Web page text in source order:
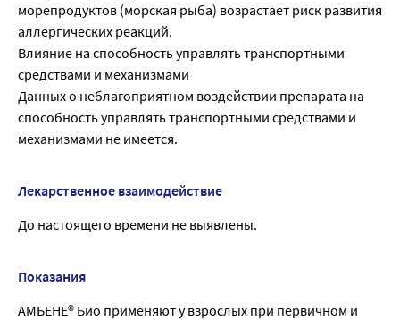
морепродуктов (морская рыба) возрастает риск развития
аллергических реакций.
Влияние на способность управлять транспортными
средствами и механизмами
Данных о неблагоприятном воздействии препарата на
способность управлять транспортными средствами и
механизмами не имеется.
Лекарственное взаимодействие
До настоящего времени не выявлены.
Показания
АМБЕНЕ® Био применяют у взрослых при первичном и